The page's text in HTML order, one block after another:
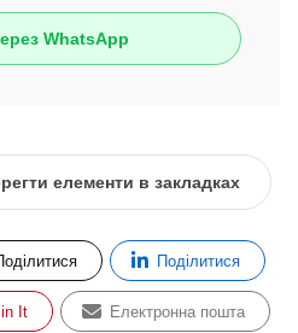
WhatsApp
елементи в закладках
Поділитися
It Електронна пошта